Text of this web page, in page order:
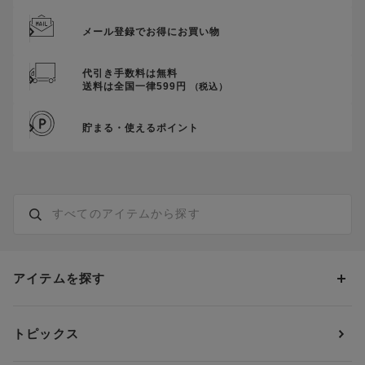
メール登録でお得にお買い物
代引き手数料は無料
送料は全国一律599円
（税込）
貯まる・使えるポイント
アイテムを探す
ブラジャー
ブランドから探す
トピックス